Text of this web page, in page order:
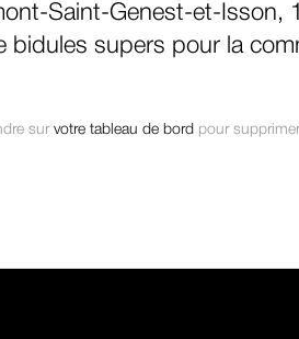
Saint-Genest-et-Isson,
bidules supers pour la
sur votre tableau de bord pour